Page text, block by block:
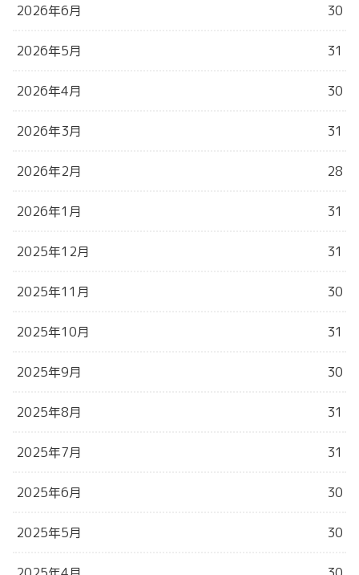
2026年6月 30
2026年5月 31
2026年4月 30
2026年3月 31
2026年2月 28
2026年1月 31
2025年12月 31
2025年11月 30
2025年10月 31
2025年9月 30
2025年8月 31
2025年7月 31
2025年6月 30
2025年5月 30